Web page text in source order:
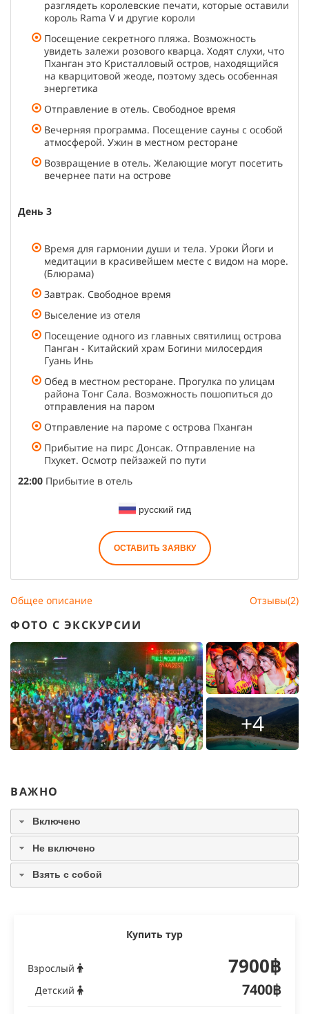
разглядеть королевские печати, которые оставили
король Rama V и другие короли
Посещение секретного пляжа. Возможность
увидеть залежи розового кварца. Ходят слухи, что
Пханган это Кристалловый остров, находящийся
на кварцитовой жеоде, поэтому здесь особенная
энергетика
Отправление в отель. Свободное время
Вечерняя программа. Посещение сауны с особой
атмосферой. Ужин в местном ресторане
Возвращение в отель. Желающие могут посетить
вечернее пати на острове
День 3
Время для гармонии души и тела. Уроки Йоги и
медитации в красивейшем месте с видом на море.
(Блюрама)
Завтрак. Свободное время
Выселение из отеля
Посещение одного из главных святилищ острова
Панган - Китайский храм Богини милосердия
Гуань Инь
Обед в местном ресторане. Прогулка по улицам
района Тонг Сала. Возможность пошопиться до
отправления на паром
Отправление на пароме с острова Пханган
Прибытие на пирс Донсак. Отправление на
Пхукет. Осмотр пейзажей по пути
22:00 Прибытие в отель
русский гид
ОСТАВИТЬ ЗАЯВКУ
Общее описание Отзывы(2)
ФОТО С ЭКСКУРСИИ
+4
ВАЖНО
Включено
Не включено
Взять с собой
Купить тур
Взрослый
Детский
7900฿
7400฿